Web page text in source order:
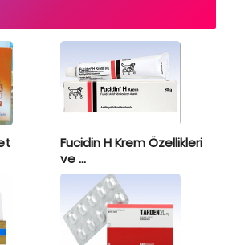
Fucidin H Krem Özellikleri
ve ...